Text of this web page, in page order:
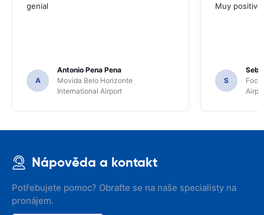
genial
A
Antonio Pena Pena
Movida Belo Horizonte
International Airport
Muy positiva
S
Foco
Nápověda a kontakt
Potřebujete pomoc? Obraťte se na naše specialisty na
pronájem.